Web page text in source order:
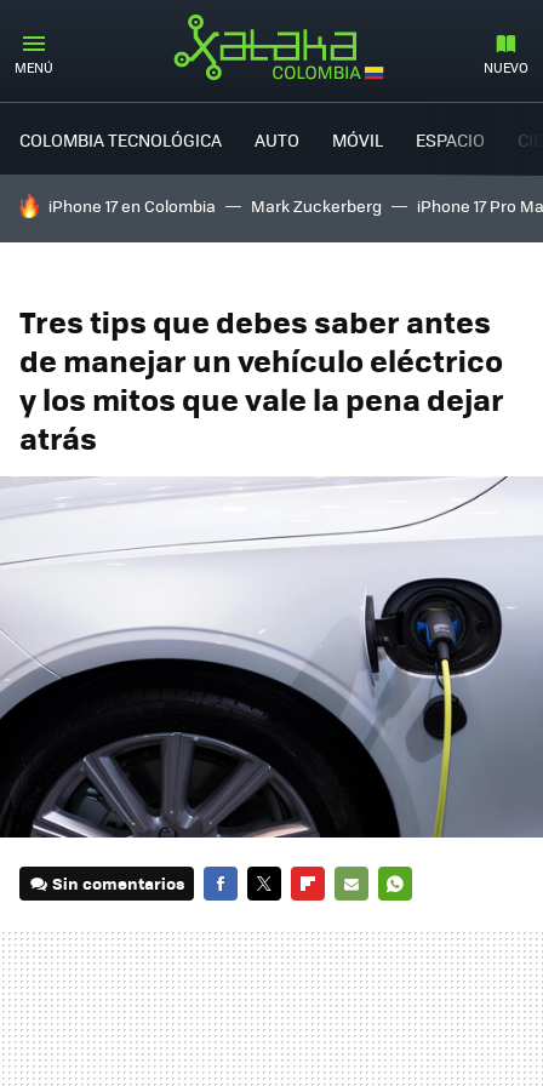
MENÚ NUEVO
COLOMBIA TECNOLÓGICA AUTO MÓVIL ESPACIO
HOY SE HABLA DE
iPhone 17 en Colombia Mark Zuckerberg iPhone 17 Pro
Tres tips que debes saber antes
de manejar un vehículo eléctrico
y los mitos que vale la pena dejar
atrás
Sin comentarios
MAIL